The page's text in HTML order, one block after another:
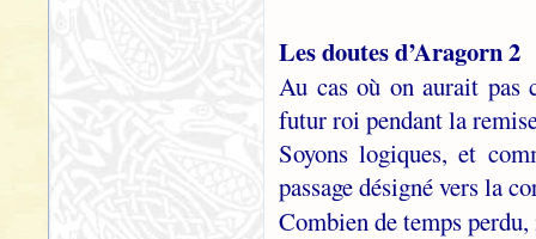
Les doutes d’Aragorn 2
Au cas où on aurait pas
futur roi pendant la
Soyons logiques, et
passage désigné vers la
Combien de temps